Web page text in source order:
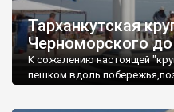
Тарханкутская
Черноморского
К сожалению настоящей
пешком вдоль